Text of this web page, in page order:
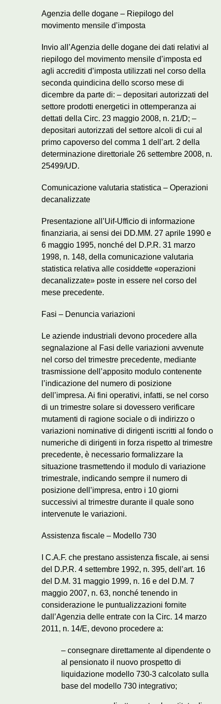
Agenzia delle dogane – Riepilogo del
movimento mensile d’imposta
Invio all’Agenzia delle dogane dei dati relativi al
riepilogo del movimento mensile d’imposta ed
agli accrediti d’imposta utilizzati nel corso della
seconda quindicina dello scorso mese di
dicembre da parte di: – depositari autorizzati del
settore prodotti energetici in ottemperanza ai
dettati della Circ. 23 maggio 2008, n. 21/D; –
depositari autorizzati del settore alcoli di cui al
primo capoverso del comma 1 dell’art. 2 della
determinazione direttoriale 26 settembre 2008, n.
25499/UD.
Comunicazione valutaria statistica – Operazioni
decanalizzate
Presentazione all’Uif-Ufficio di informazione
finanziaria, ai sensi dei DD.MM. 27 aprile 1990 e
6 maggio 1995, nonché del D.P.R. 31 marzo
1998, n. 148, della comunicazione valutaria
statistica relativa alle cosiddette «operazioni
decanalizzate» poste in essere nel corso del
mese precedente.
Fasi – Denuncia variazioni
Le aziende industriali devono procedere alla
segnalazione al Fasi delle variazioni avvenute
nel corso del trimestre precedente, mediante
trasmissione dell’apposito modulo contenente
l’indicazione del numero di posizione
dell’impresa. Ai fini operativi, infatti, se nel corso
di un trimestre solare si dovessero verificare
mutamenti di ragione sociale o di indirizzo o
variazioni nominative di dirigenti iscritti al fondo o
numeriche di dirigenti in forza rispetto al trimestre
precedente, è necessario formalizzare la
situazione trasmettendo il modulo di variazione
trimestrale, indicando sempre il numero di
posizione dell’impresa, entro i 10 giorni
successivi al trimestre durante il quale sono
intervenute le variazioni.
Assistenza fiscale – Modello 730
I C.A.F. che prestano assistenza fiscale, ai sensi
del D.P.R. 4 settembre 1992, n. 395, dell’art. 16
del D.M. 31 maggio 1999, n. 16 e del D.M. 7
maggio 2007, n. 63, nonché tenendo in
considerazione le puntualizzazioni fornite
dall’Agenzia delle entrate con la Circ. 14 marzo
2011, n. 14/E, devono procedere a:
– consegnare direttamente al dipendente o
al pensionato il nuovo prospetto di
liquidazione modello 730-3 calcolato sulla
base del modello 730 integrativo;